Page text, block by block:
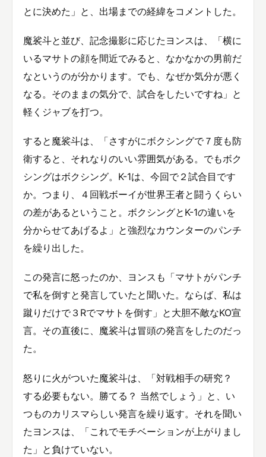
とに決めた」と、出場までの経緯をコメントした。
魔裟斗と並び、記念撮影に応じたヨンスは、「横に
いるマサトの顔を間近でみると、なかなかの男前だ
なというのが分かります。でも、なぜか気分が悪く
なる。そのままの気分で、試合をしたいですね」と
軽くジャブを打つ。
すると魔裟斗は、「さすがにボクシングで７度も防
衛すると、それなりのいい雰囲気がある。でもボク
シングはボクシング。K-1は、今回で２試合目です
か。つまり、４回戦ボーイが世界王者と闘うくらい
の差があるということ。ボクシングとK-1の違いを
分からせてあげるよ」と強烈なカウンターのパンチ
を繰り出した。
この発言に怒ったのか、ヨンスも「マサトがパンチ
で私を倒すと発言していたと聞いた。ならば、私は
蹴りだけで３Rでマサトを倒す」と大胆不敵なKO宣
言。その直後に、魔裟斗は冒頭の発言をしたのだっ
た。
怒りに火がついた魔裟斗は、「対戦相手の研究？
する必要もない。勝てる？ 当然でしょう」と、い
つものカリスマらしい発言を繰り返す。それを聞い
たヨンスは、「これでモチベーションが上がりまし
た」と負けていない。